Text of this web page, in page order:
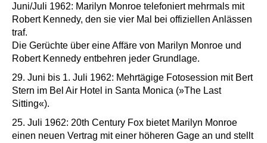
Juni/Juli 1962: Marilyn Monroe telefoniert mehrmals mit
Robert Kennedy, den sie vier Mal bei offiziellen Anlässen
traf.
Die Gerüchte über eine Affäre von Marilyn Monroe und
Robert Kennedy entbehren jeder Grundlage.
29. Juni bis 1. Juli 1962: Mehrtägige Fotosession mit Bert
Stern im Bel Air Hotel in Santa Monica (»The Last
Sitting«).
25. Juli 1962: 20th Century Fox bietet Marilyn Monroe
einen neuen Vertrag mit einer höheren Gage an und stellt